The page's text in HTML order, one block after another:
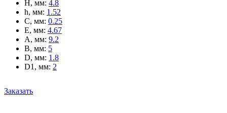
H, мм: 4.8
h, мм: 1.52
C, мм: 0.25
E, мм: 4.67
A, мм: 9.2
B, мм: 5
D, мм: 1.8
D1, мм: 2
Заказать